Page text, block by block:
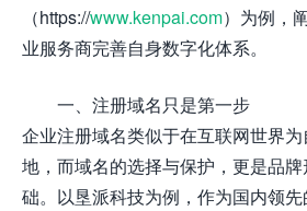
（https://www.kenpai.com）为例，
业服务商完善自身数字化体系。
一、注册域名只是第一步
企业注册域名类似于在互联网世界
地，而域名的选择与保护，更是品
础。以垦派科技为例，作为国内领先